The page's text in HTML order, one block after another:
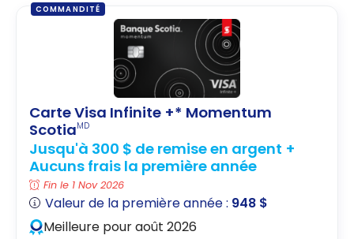
COMMANDITÉ
Carte Visa Infinite +* Momentum
ScotiaMD
Jusqu'à 300 $ de remise en argent +
Aucuns frais la première année
Fin le 1 Nov 2026
Valeur de la première année : 948 $
Meilleure pour août 2026